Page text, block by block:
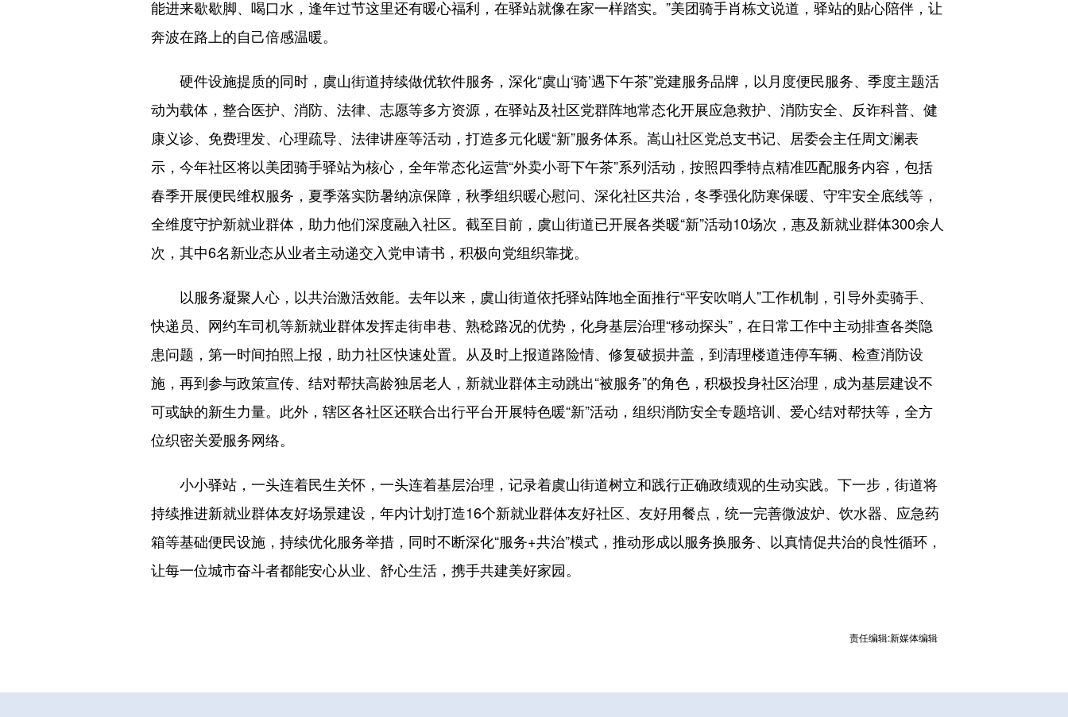
能进来歇歇脚、喝口水，逢年过节这里还有暖心福利，在驿站就像在家一样踏实。”美团骑手肖栋文说道，驿站的贴心陪伴，让
奔波在路上的自己倍感温暖。
硬件设施提质的同时，虞山街道持续做优软件服务，深化“虞山‘骑’遇下午茶”党建服务品牌，以月度便民服务、季度主题活
动为载体，整合医护、消防、法律、志愿等多方资源，在驿站及社区党群阵地常态化开展应急救护、消防安全、反诈科普、健
康义诊、免费理发、心理疏导、法律讲座等活动，打造多元化暖“新”服务体系。嵩山社区党总支书记、居委会主任周文澜表
示，今年社区将以美团骑手驿站为核心，全年常态化运营“外卖小哥下午茶”系列活动，按照四季特点精准匹配服务内容，包括
春季开展便民维权服务，夏季落实防暑纳凉保障，秋季组织暖心慰问、深化社区共治，冬季强化防寒保暖、守牢安全底线等，
全维度守护新就业群体，助力他们深度融入社区。截至目前，虞山街道已开展各类暖“新”活动10场次，惠及新就业群体300余人
次，其中6名新业态从业者主动递交入党申请书，积极向党组织靠拢。
以服务凝聚人心，以共治激活效能。去年以来，虞山街道依托驿站阵地全面推行“平安吹哨人”工作机制，引导外卖骑手、
快递员、网约车司机等新就业群体发挥走街串巷、熟稔路况的优势，化身基层治理“移动探头”，在日常工作中主动排查各类隐
患问题，第一时间拍照上报，助力社区快速处置。从及时上报道路险情、修复破损井盖，到清理楼道违停车辆、检查消防设
施，再到参与政策宣传、结对帮扶高龄独居老人，新就业群体主动跳出“被服务”的角色，积极投身社区治理，成为基层建设不
可或缺的新生力量。此外，辖区各社区还联合出行平台开展特色暖“新”活动，组织消防安全专题培训、爱心结对帮扶等，全方
位织密关爱服务网络。
小小驿站，一头连着民生关怀，一头连着基层治理，记录着虞山街道树立和践行正确政绩观的生动实践。下一步，街道将
持续推进新就业群体友好场景建设，年内计划打造16个新就业群体友好社区、友好用餐点，统一完善微波炉、饮水器、应急药
箱等基础便民设施，持续优化服务举措，同时不断深化“服务+共治”模式，推动形成以服务换服务、以真情促共治的良性循环，
让每一位城市奋斗者都能安心从业、舒心生活，携手共建美好家园。
责任编辑:新媒体编辑